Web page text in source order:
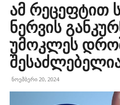
ამ რეცეფტით
ნერვის
უმოკლეს
ნოემბერი 20, 2024